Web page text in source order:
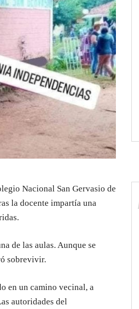
Nacional San Gervasio de
la docente impartía una
de las aulas. Aunque se
sobrevivir.
en un camino vecinal, a
autoridades del